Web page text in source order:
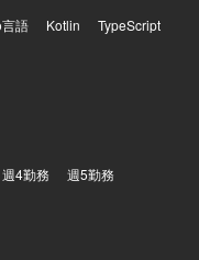
語 Kotlin
TypeScript
週4勤務 週5勤務